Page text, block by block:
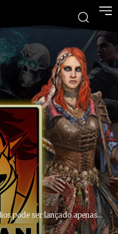
pode ser lançado apenas...